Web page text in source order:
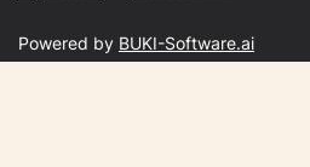
Powered by BUKI-Software.ai